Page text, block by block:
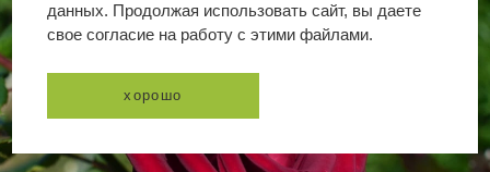
данных. Продолжая использовать сайт, вы даете
свое согласие на работу с этими файлами.
хорошо